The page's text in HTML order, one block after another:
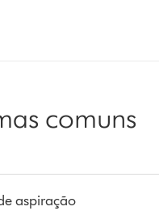
comuns
aspiração